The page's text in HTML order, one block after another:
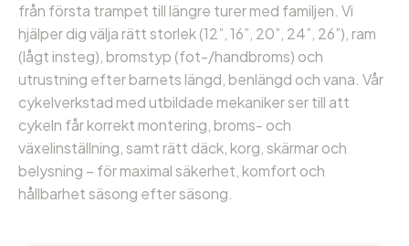
från första trampet till längre turer med familjen. Vi
hjälper dig välja rätt storlek (12”, 16”, 20”, 24”, 26”), ram
(lågt insteg), bromstyp (fot-/handbroms) och
utrustning efter barnets längd, benlängd och vana. Vår
cykelverkstad med utbildade mekaniker ser till att
cykeln får korrekt montering, broms- och
växelinställning, samt rätt däck, korg, skärmar och
belysning – för maximal säkerhet, komfort och
hållbarhet säsong efter säsong.